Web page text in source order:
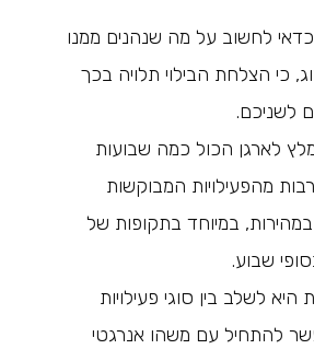
לחשוב על מה שנהנים ממנו
כי הצלחת הבילוי תלויה בכך
לשניכם.
לארגן הכול כמה שבועות
מהפעילויות המבוקשות
במיוחד בתקופות של
שבוע.
לשלב בין סוגי פעילויות
להתחיל עם משהו אנרגטי